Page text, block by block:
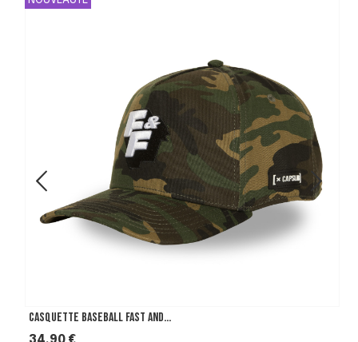
Casquette Baseball Fast And...
Prix